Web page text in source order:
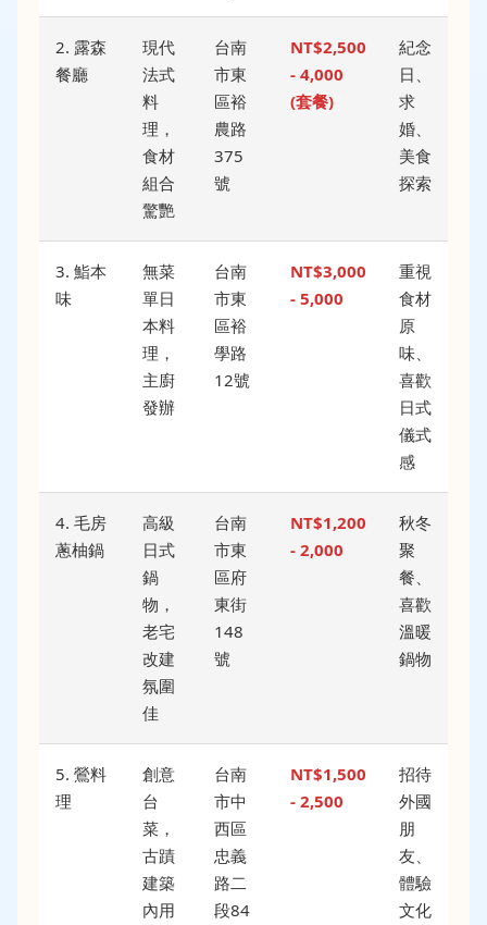
2. 露森
餐廳
現代
法式
料
理，
食材
組合
驚艷
台南
市東
區裕
農路
375
號
NT$2,500
- 4,000
(套餐)
紀念
日、
求
婚、
美食
探索
3. 鮨本
味
無菜
單日
本料
理，
主廚
發辦
台南
市東
區裕
學路
12號
NT$3,000
- 5,000
重視
食材
原
味、
喜歡
日式
儀式
感
4. 毛房
蔥柚鍋
高級
日式
鍋
物，
老宅
改建
氛圍
佳
台南
市東
區府
東街
148
號
NT$1,200
- 2,000
秋冬
聚
餐、
喜歡
溫暖
鍋物
5. 鶯料
理
創意
台
菜，
古蹟
建築
內用
台南
市中
西區
忠義
路二
段84
NT$1,500
- 2,500
招待
外國
朋
友、
體驗
文化